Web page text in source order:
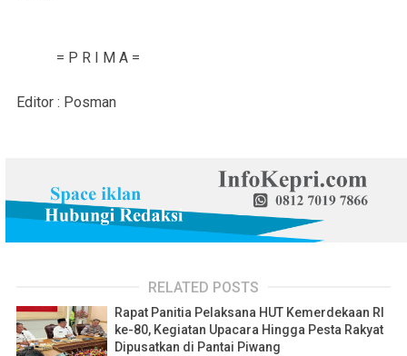
= P R I M A =
Editor : Posman
RELATED POSTS
Rapat Panitia Pelaksana HUT Kemerdekaan RI
ke-80, Kegiatan Upacara Hingga Pesta Rakyat
Dipusatkan di Pantai Piwang